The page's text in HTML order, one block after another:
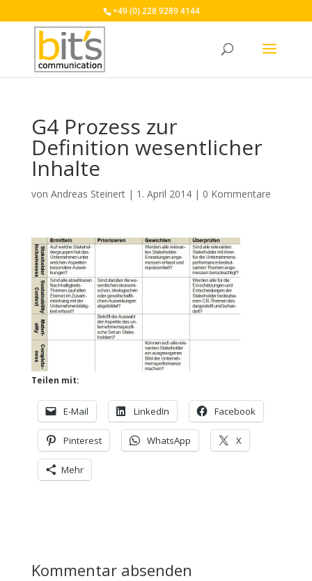
+49 (0) 228 9289 4144
G4 Prozess zur
Definition wesentlicher
Inhalte
von Andreas Steinert| 1. April 2014| 0 Kommentare
Teilen mit:
E-Mail LinkedIn Facebook
Pinterest WhatsApp X
Mehr
Kommentar absenden